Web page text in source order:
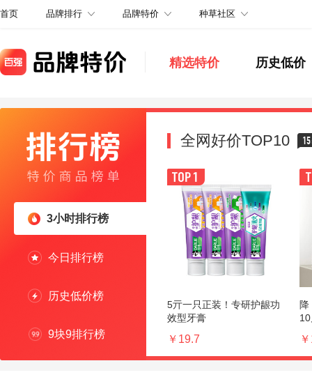
首页 品牌排行 品牌特价 种草社区
精选特价 历史低价
3小时排行榜
今日排行榜
历史低价榜
9块9排行榜
全网好价TOP10
5亓一只正装！专研护龈功
效型牙膏
￥19.7